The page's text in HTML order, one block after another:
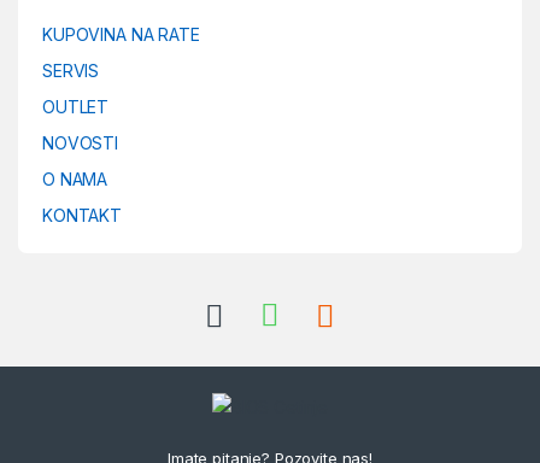
KUPOVINA NA RATE
SERVIS
OUTLET
NOVOSTI
O NAMA
KONTAKT
Imate pitanje? Pozovite nas!